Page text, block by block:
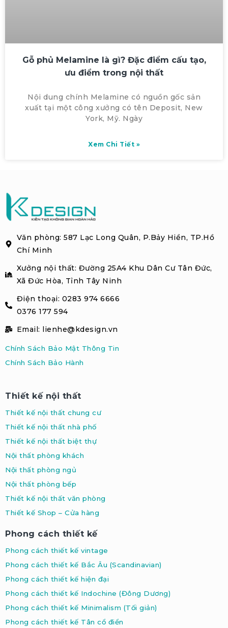
Gỗ phủ Melamine là gì? Đặc điểm cấu tạo,
ưu điểm trong nội thất
Nội dung chính Melamine có nguồn gốc sản
xuất tại một công xưởng có tên Deposit, New
York, Mỹ. Ngày
Xem Chi Tiết »
Văn phòng: 587 Lạc Long Quân, P.Bảy Hiền, TP.Hồ
Chí Minh
Xưởng nội thất: Đường 25A4 Khu Dân Cư Tân Đức,
Xã Đức Hòa, Tỉnh Tây Ninh
Điện thoại: 0283 974 6666
0376 177 594
Email: lienhe@kdesign.vn
Chính Sách Bảo Mật Thông Tin
Chính Sách Bảo Hành
Thiết kế nội thất
Thiết kế nội thất chung cư
Thiết kế nội thất nhà phố
Thiết kế nội thất biệt thự
Nội thất phòng khách
Nội thất phòng ngủ
Nội thất phòng bếp
Thiết kế nội thất văn phòng
Thiết kế Shop – Cửa hàng
Phong cách thiết kế
Phong cách thiết kế vintage
Phong cách thiết kế Bắc Âu (Scandinavian)
Phong cách thiết kế hiện đại
Phong cách thiết kế Indochine (Đông Dương)
Phong cách thiết kế Minimalism (Tối giản)
Phong cách thiết kế Tân cổ điển